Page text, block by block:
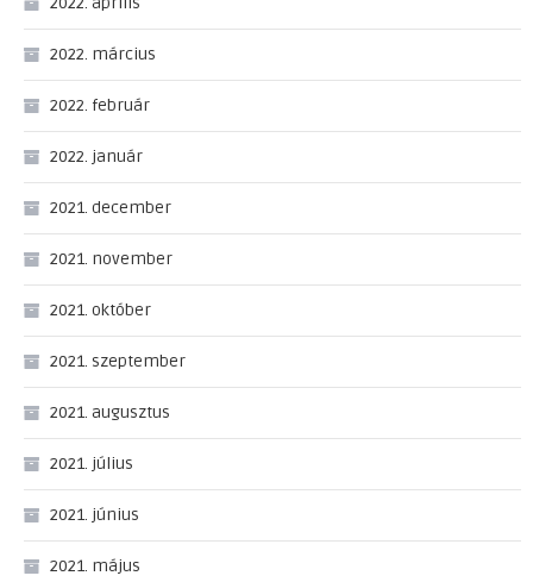
2022. március
2022. február
2022. január
2021. december
2021. november
2021. október
2021. szeptember
2021. augusztus
2021. július
2021. június
2021. május